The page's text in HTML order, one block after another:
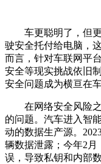
车更聪明了，但更
驶安全托付给电脑，
而言，针对车联网平
安全等现实挑战依旧
安全问题成为横亘在
在网络安全风险之
的问题。汽车进入智
动的数据生产源。
辆数据泄露；今年2
误，导致私钥和内部